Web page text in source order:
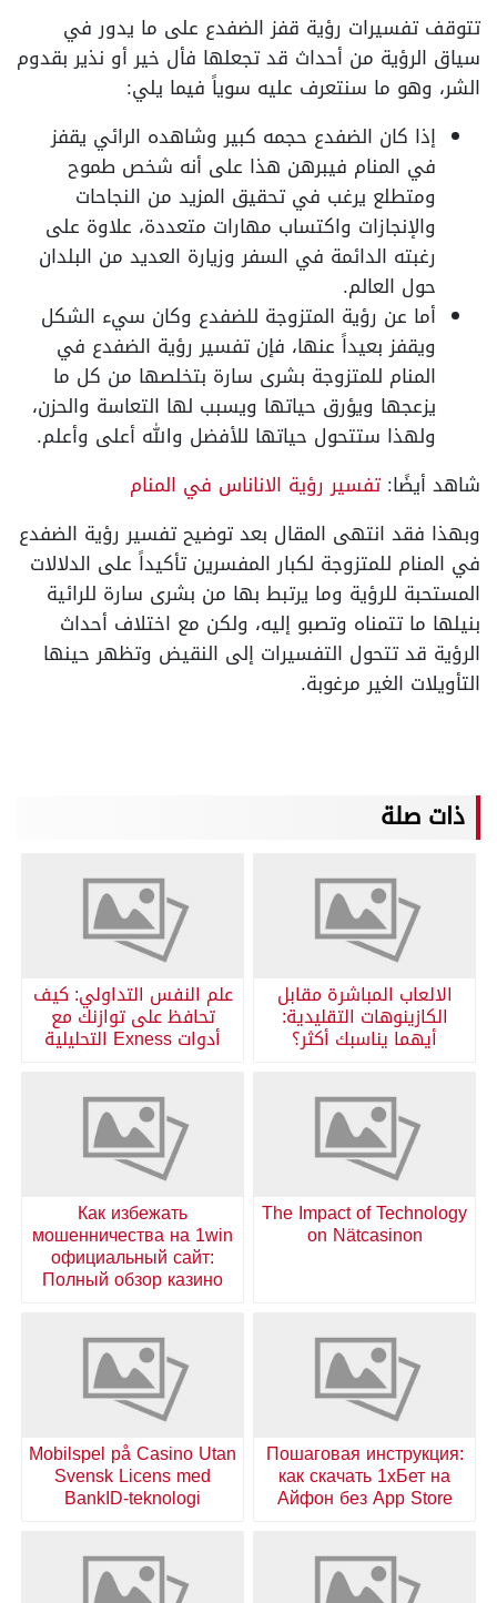
تتوقف تفسيرات رؤية قفز الضفدع على ما يدور في
سياق الرؤية من أحداث قد تجعلها فأل خير أو نذير بقدوم
الشر، وهو ما سنتعرف عليه سوياً فيما يلي:
إذا كان الضفدع حجمه كبير وشاهده الرائي يقفز
في المنام فيبرهن هذا على أنه شخص طموح
ومتطلع يرغب في تحقيق المزيد من النجاحات
والإنجازات واكتساب مهارات متعددة، علاوة على
رغبته الدائمة في السفر وزيارة العديد من البلدان
حول العالم.
أما عن رؤية المتزوجة للضفدع وكان سيء الشكل
ويقفز بعيداً عنها، فإن تفسير رؤية الضفدع في
المنام للمتزوجة بشرى سارة بتخلصها من كل ما
يزعجها ويؤرق حياتها ويسبب لها التعاسة والحزن،
ولهذا ستتحول حياتها للأفضل والله أعلى وأعلم.
شاهد أيضًا:تفسير رؤية الاناناس في المنام
وبهذا فقد انتهى المقال بعد توضيح تفسير رؤية الضفدع
في المنام للمتزوجة لكبار المفسرين تأكيداً على الدلالات
المستحبة للرؤية وما يرتبط بها من بشرى سارة للرائية
بنيلها ما تتمناه وتصبو إليه، ولكن مع اختلاف أحداث
الرؤية قد تتحول التفسيرات إلى النقيض وتظهر حينها
التأويلات الغير مرغوبة.
ذات صلة
الالعاب المباشرة مقابل
الكازينوهات التقليدية:
أيهما يناسبك أكثر؟
علم النفس التداولي: كيف
تحافظ على توازنك مع
أدوات Exness التحليلية
The Impact of Technology
on Nätcasinon
Как избежать
мошенничества на 1win
официальный сайт:
Полный обзор казино
Пошаговая инструкция:
как скачать 1хБет на
Айфон без App Store
Mobilspel på Casino Utan
Svensk Licens med
BankID-teknologi